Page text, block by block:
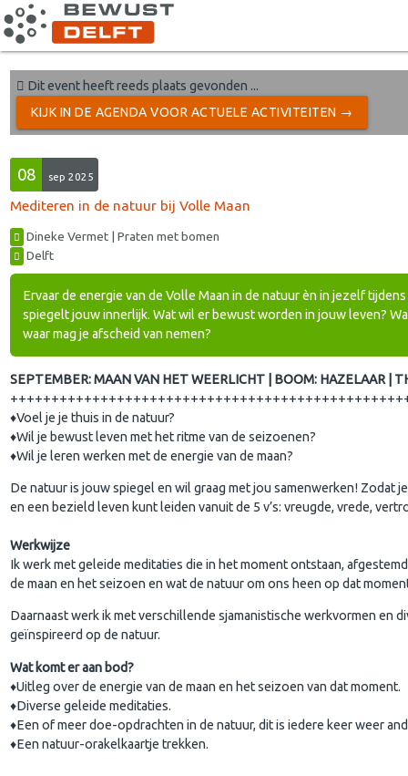
Dit event heeft reeds plaats gevonden ...
KIJK IN DE AGENDA VOOR ACTUELE ACTIVITEITEN →
08 sep 2025
Mediteren in de natuur bij Volle Maan
Dineke Vermet | Praten met bomen
Delft
Ervaar de energie van de Volle Maan in de natuur èn in jezelf
spiegelt jouw innerlijk. Wat wil er bewust worden in jouw leven?
waar mag je afscheid van nemen?
SEPTEMBER: MAAN VAN HET WEERLICHT | BOOM: HAZELAAR |
♦Voel je je thuis in de natuur?
♦Wil je bewust leven met het ritme van de seizoenen?
♦Wil je leren werken met de energie van de maan?
De natuur is jouw spiegel en wil graag met jou samenwerken! Zodat
en een bezield leven kunt leiden vanuit de 5 v’s: vreugde, vrede,
Werkwijze
Ik werk met geleide meditaties die in het moment ontstaan,
de maan en het seizoen en wat de natuur om ons heen op dat
Daarnaast werk ik met verschillende sjamanistische werkvormen en
geïnspireerd op de natuur.
Wat komt er aan bod?
♦Uitleg over de energie van de maan en het seizoen van dat moment.
♦Diverse geleide meditaties.
♦Een of meer doe-opdrachten in de natuur, dit is iedere keer weer
♦Een natuur-orakelkaartje trekken.